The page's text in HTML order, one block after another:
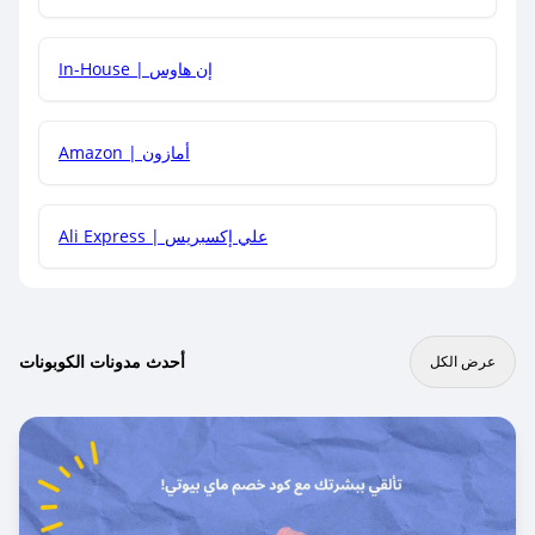
In-House | إن هاوس
Amazon | أمازون
Ali Express | علي إكسبريس
أحدث مدونات الكوبونات عرض الكل